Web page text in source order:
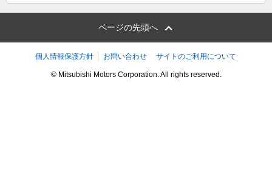
ページの先頭へ
個人情報保護方針 お問い合わせ サイトのご利用について
© Mitsubishi Motors Corporation. All rights reserved.